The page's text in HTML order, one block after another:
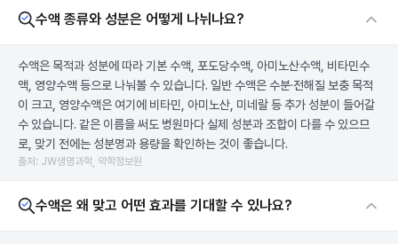
수액 종류와 성분은 어떻게 나뉘나요?
수액은 목적과 성분에 따라 기본 수액, 포도당수액, 아미노산수액, 비타민수
액, 영양수액 등으로 나눠볼 수 있습니다. 일반 수액은 수분·전해질 보충 목적
이 크고, 영양수액은 여기에 비타민, 아미노산, 미네랄 등 추가 성분이 들어갈
수 있습니다. 같은 이름을 써도 병원마다 실제 성분과 조합이 다를 수 있으므
로, 맞기 전에는 성분명과 용량을 확인하는 것이 좋습니다.
출처: JW생명과학, 약학정보원
수액은 왜 맞고 어떤 효과를 기대할 수 있나요?